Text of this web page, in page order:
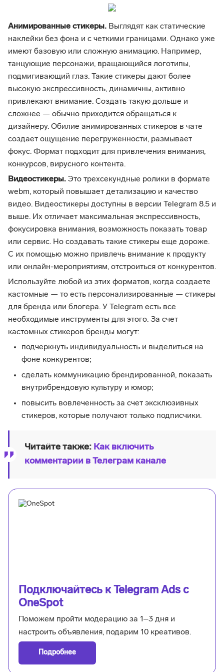
Анимированные стикеры. Выглядят как статические
наклейки без фона и с четкими границами. Однако уже
имеют базовую или сложную анимацию. Например,
танцующие персонажи, вращающийся логотипы,
подмигивающий глаз. Такие стикеры дают более
высокую экспрессивность, динамичны, активно
привлекают внимание. Создать такую дольше и
сложнее — обычно приходится обращаться к
дизайнеру. Обилие анимированных стикеров в чате
создает ощущение перегруженности, размывает
фокус. Формат подходит для привлечения внимания,
конкурсов, вирусного контента.
Видеостикеры. Это трехсекундные ролики в формате
webm, который повышает детализацию и качество
видео. Видеостикеры доступны в версии Telegram 8.5 и
выше. Их отличает максимальная экспрессивность,
фокусировка внимания, возможность показать товар
или сервис. Но создавать такие стикеры еще дороже.
С их помощью можно привлечь внимание к продукту
или онлайн-мероприятиям, отстроиться от конкурентов.
Используйте любой из этих форматов, когда создаете
кастомные — то есть персонализированные — стикеры
для бренда или блогера. У Telegram есть все
необходимые инструменты для этого. За счет
кастомных стикеров бренды могут:
подчеркнуть индивидуальность и выделиться на
фоне конкурентов;
сделать коммуникацию брендированной, показать
внутрибрендовую культуру и юмор;
повысить вовлеченность за счет эксклюзивных
стикеров, которые получают только подписчики.
Читайте также: Как включить
комментарии в Телеграм канале
Подключайтесь к Telegram Ads с
OneSpot
Поможем пройти модерацию за 1–3 дня и
настроить объявления, подарим 10 креативов.
Подробнее